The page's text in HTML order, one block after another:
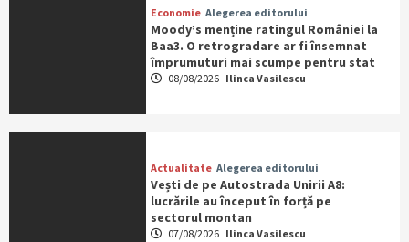
Economie Alegerea editorului
Moody’s menține ratingul României la
Baa3. O retrogradare ar fi însemnat
împrumuturi mai scumpe pentru stat
08/08/2026 Ilinca Vasilescu
Actualitate Alegerea editorului
Vești de pe Autostrada Unirii A8:
lucrările au început în forță pe
sectorul montan
07/08/2026 Ilinca Vasilescu